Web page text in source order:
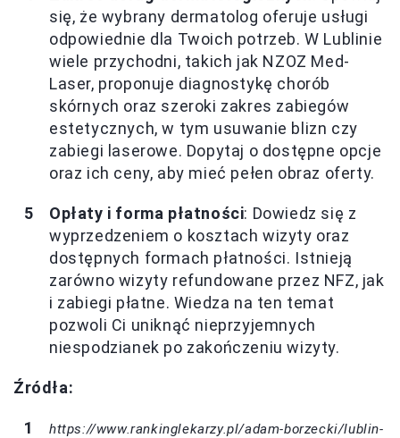
się, że wybrany dermatolog oferuje usługi
odpowiednie dla Twoich potrzeb. W Lublinie
wiele przychodni, takich jak NZOZ Med-
Laser, proponuje diagnostykę chorób
skórnych oraz szeroki zakres zabiegów
estetycznych, w tym usuwanie blizn czy
zabiegi laserowe. Dopytaj o dostępne opcje
oraz ich ceny, aby mieć pełen obraz oferty.
Opłaty i forma płatności: Dowiedz się z
wyprzedzeniem o kosztach wizyty oraz
dostępnych formach płatności. Istnieją
zarówno wizyty refundowane przez NFZ, jak
i zabiegi płatne. Wiedza na ten temat
pozwoli Ci uniknąć nieprzyjemnych
niespodzianek po zakończeniu wizyty.
Źródła:
https://www.rankinglekarzy.pl/adam-borzecki/lublin-